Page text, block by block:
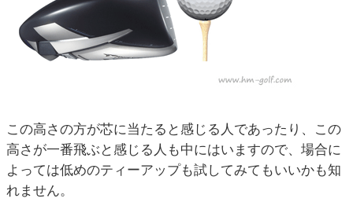
この高さの方が芯に当たると感じる人であったり、この
高さが一番飛ぶと感じる人も中にはいますので、場合に
よっては低めのティーアップも試してみてもいいかも知
れません。